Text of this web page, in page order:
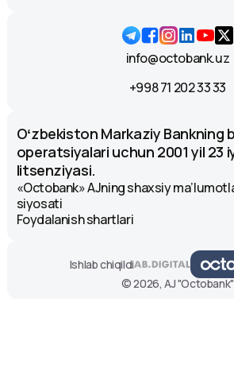
info@octobank.uz
+998 71 202 33 33
Oʻzbekiston Markaziy Bankning
operatsiyalari uchun 2001 yil 23
litsenziyasi.
«Octobank» AJning shaxsiy
siyosati
Foydalanish shartlari
Ishlab chiqildi
© 2026, AJ "Octobank"